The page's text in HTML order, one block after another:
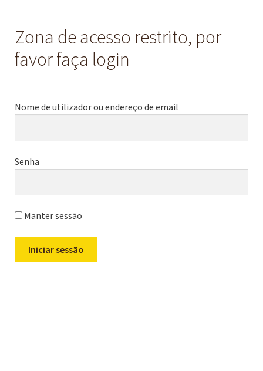
Zona de acesso restrito, por
favor faça login
Nome de utilizador ou endereço de email
Senha
Manter sessão